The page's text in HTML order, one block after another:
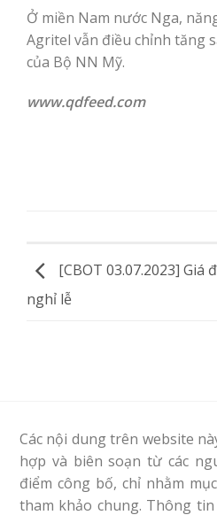
Ở miền Nam nước Nga,
Agritel vẫn điều chỉnh tăng
của Bộ NN Mỹ.
www.qdfeed.com
[CBOT 03.07.2023]
nghỉ lễ
Các nội dung trên website
hợp và biên soạn từ các
điểm công bố, chỉ nhằm
tham khảo chung. Thông